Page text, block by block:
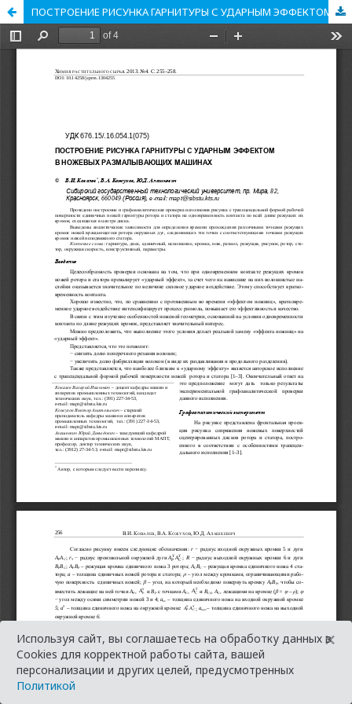
ПОСТРОЕНИЕ РИСУНКА ГАРНИТУРЫ С УДАРНЫМ ЭФФЕКТОМ В НОЖЕВЫХ РАЗМАЛЫВАЮЩИХ МАШИНАХ
Используя сайт, вы соглашаетесь на обработку данных в
Cookies для корректной работы сайта, вашей
персонализации и других целей, предусмотренных
Политикой
×